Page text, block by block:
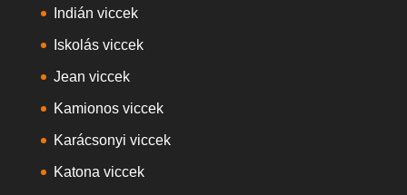
Indián viccek
Iskolás viccek
Jean viccek
Kamionos viccek
Karácsonyi viccek
Katona viccek